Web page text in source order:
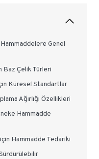
Hammaddelere Genel
Baz Çelik Türleri
için Küresel Standartlar
Ağırlığı Özellikleri
Hammadde
Hammadde Tedariki